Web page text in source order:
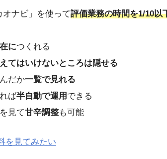
ナビ」を使って評価業務の時間を1/10以
につくれる
てはいけないところは隠せる
だか一覧で見れる
ば半自動で運用 できる
見て甘辛調整も可能
を見てみたい